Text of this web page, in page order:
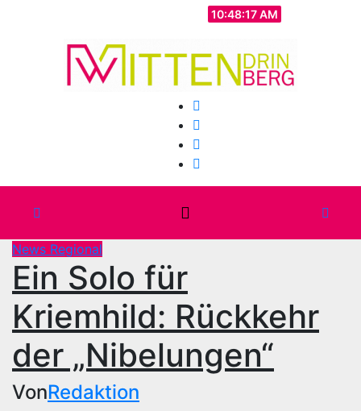
10:48:19 AM
News Regional
Ein Solo für
Kriemhild: Rückkehr
der „Nibelungen“
VonRedaktion